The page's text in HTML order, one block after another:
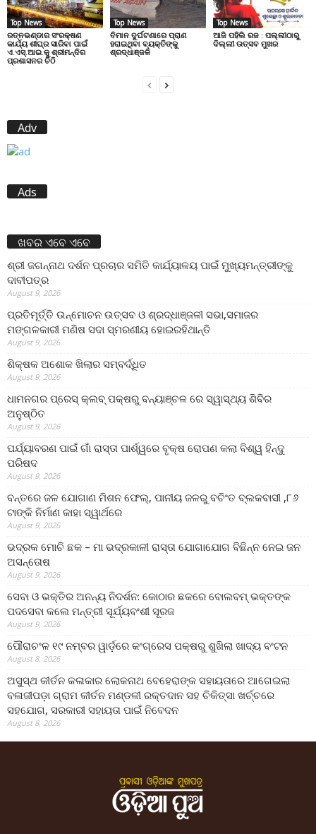
Top News
ରତ୍ନଭଣ୍ଡାର ସଂରକ୍ଷଣ
କାର୍ଯ୍ୟ ଶୀଘ୍ର ସାରିବା ପାଇଁ
ଏ.ଏସ୍.ଆଇ.କୁ ଶ୍ରୀମନ୍ଦିର
ପ୍ରଶାସନର ଚିଠି
Top News
ବିମାନ ଦୁର୍ଘଟଣାରେ ପ୍ରାଣ
ହରାଇଥିବା ବ୍ୟକ୍ତିଙ୍କୁ
ଶ୍ରଦ୍ଧାଞ୍ଜଳି
Top News
ଆଜି ପହିଲି ରଜ : ପଲ୍ଲୀଠାରୁ
ଦିଲ୍ଲୀ ଉତ୍ସବ ମୁଖର
Adv
Ads
ଖବର ଏବେ ଏବେ
ଶ୍ରୀ ଜଗନ୍ନାଥ ଦର୍ଶନ ପ୍ରଚାର ସମିତି କାର୍ଯ୍ୟାଳୟ ପାଇଁ ମୁଖ୍ୟମନ୍ତ୍ରୀଙ୍କୁ
ଦାବୀପତ୍ର
August 9, 2026
ପ୍ରତିମୂର୍ତ୍ତି ଉନ୍ମୋଚନ ଉତ୍ସବ ଓ ଶ୍ରଦ୍ଧାଞ୍ଜଳୀ ସଭା,ସମାଜର
ମଙ୍ଗଳକାରୀ ମଣିଷ ସଦା ସ୍ମରଣୀୟ ହୋଇରହିଥାନ୍ତି
August 9, 2026
ଶିକ୍ଷକ ଅଶୋକ ଖିଲାର ସମ୍ବର୍ଦ୍ଧିତ
August 9, 2026
ଧାମନଗର ପ୍ରେସ୍ କ୍ଲବ୍ ପକ୍ଷରୁ ବନ୍ୟାଞ୍ଚଳ ରେ ସ୍ୱାସ୍ଥ୍ୟ ଶିବିର
ଅନୁଷ୍ଠିତ
August 9, 2026
ପର୍ଯ୍ୟାବରଣ ପାଇଁ ଗାଁ ରାସ୍ତା ପାର୍ଶ୍ୱରେ ବୃକ୍ଷ ରୋପଣ କଲା ବିଶ୍ୱ ହିନ୍ଦୁ
ପରିଷଦ
August 9, 2026
ବନ୍ତରେ ଜଳ ଯୋଗାଣ ମିଶନ ଫେଲ୍‌, ପାନୀୟ ଜଳରୁ ବଚିଂତ ବ୍ଲକବାସୀ ,୮୬
ଟାଙ୍କି ନିର୍ମାଣ କାହା ସ୍ୱାର୍ଥରେ
August 9, 2026
ଭଦ୍ରକ ମୋଚି ଛକ – ମା ଭଦ୍ରକାଳୀ ରାସ୍ତା ଯୋଗାଯୋଗ ବିଛିନ୍ନ ନେଇ ଜନ
ଅସନ୍ତୋଷ
August 9, 2026
ସେବା ଓ ଭକ୍ତିର ଅନନ୍ୟ ନିଦର୍ଶନ: କୋଠାର ଛକରେ ବୋଲବମ୍ ଭକ୍ତଙ୍କ
ପଦସେବା କଲେ ମନ୍ତ୍ରୀ ସୂର୍ଯ୍ୟବଂଶୀ ସୂରଜ
August 9, 2026
ପୌରାଚଂଳ ୧୯ ନମ୍ବର ୱାର୍ଡ଼ରେ କଂଗ୍ରେସ ପକ୍ଷରୁ ଶୁଖିଲା ଖାଦ୍ୟ ବଂଟନ
August 8, 2026
ଅସୁସ୍ଥ କୀର୍ତନ କଳାକାର ଲୋକନାଥ ବେହେରାଙ୍କ ସହାୟତାରେ ଆଗେଇଲା
ବଳାଜୀପଡ଼ା ଗ୍ରାମ କୀର୍ତନ ମଣ୍ଡଳୀ ରକ୍ତଦାନ ସହ ଚିକିତ୍ସା ଖର୍ଚ୍ଚରେ
ସହଯୋଗ, ସରକାରୀ ସହାୟତା ପାଇଁ ନିବେଦନ
August 8, 2026